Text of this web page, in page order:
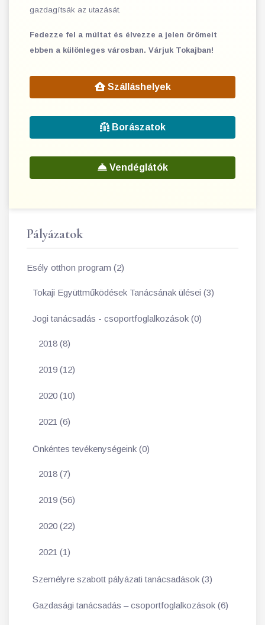
gazdagítsák az utazását.
Fedezze fel a múltat és élvezze a jelen örömeit
ebben a különleges városban. Várjuk Tokajban!
Szálláshelyek
Borászatok
Vendéglátók
Pályázatok
Esély otthon program (2)
Tokaji Együttműködések Tanácsának ülései (3)
Jogi tanácsadás - csoportfoglalkozások (0)
2018 (8)
2019 (12)
2020 (10)
2021 (6)
Önkéntes tevékenységeink (0)
2018 (7)
2019 (56)
2020 (22)
2021 (1)
Személyre szabott pályázati tanácsadások (3)
Gazdasági tanácsadás – csoportfoglalkozások (6)